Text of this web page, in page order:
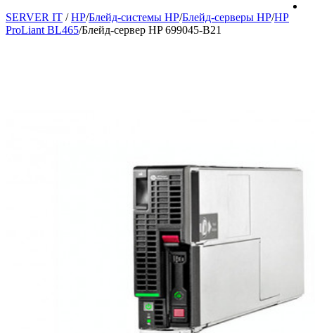
SERVER IT / HP/Блейд-системы HP/Блейд-серверы HP/HP
ProLiant BL465/Блейд-сервер HP 699045-B21